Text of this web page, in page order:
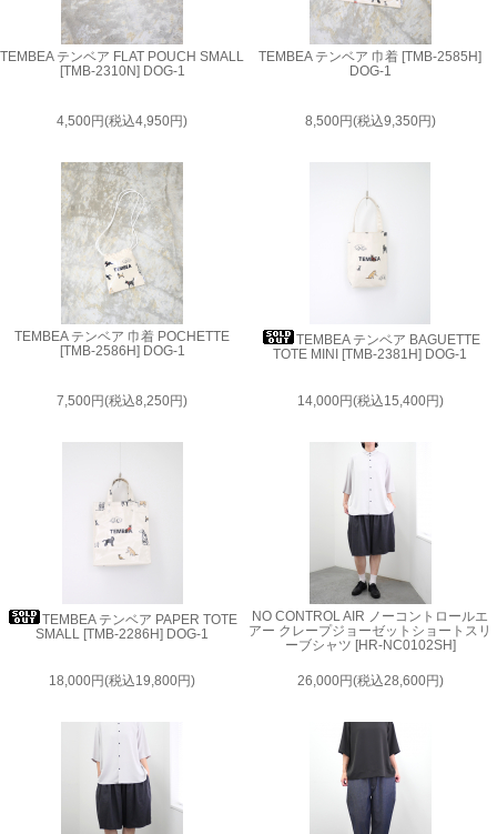
TEMBEA テンベア FLAT POUCH SMALL
[TMB-2310N] DOG-1
4,500円(税込4,950円)
TEMBEA テンベア 巾着 [TMB-2585H]
DOG-1
8,500円(税込9,350円)
TEMBEA テンベア 巾着 POCHETTE
[TMB-2586H] DOG-1
7,500円(税込8,250円)
TEMBEA テンベア BAGUETTE
TOTE MINI [TMB-2381H] DOG-1
14,000円(税込15,400円)
TEMBEA テンベア PAPER TOTE
SMALL [TMB-2286H] DOG-1
18,000円(税込19,800円)
NO CONTROL AIR ノーコントロールエ
アー クレープジョーゼットショートスリ
ーブシャツ [HR-NC0102SH]
26,000円(税込28,600円)